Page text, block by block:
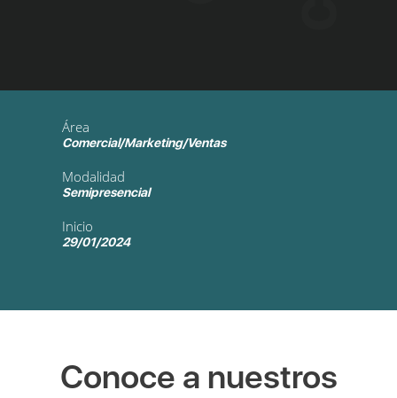
Área
Comercial/Marketing/Ventas
Modalidad
Semipresencial
Inicio
29/01/2024
Conoce a nuestros